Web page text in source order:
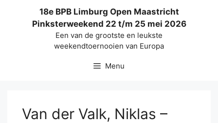
18e BPB Limburg Open Maastricht
Pinksterweekend 22 t/m 25 mei 2026
Een van de grootste en leukste
weekendtoernooien van Europa
Menu
Van der Valk, Niklas –